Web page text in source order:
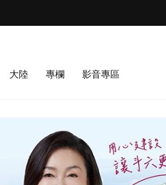
大陸 專欄 影音專區